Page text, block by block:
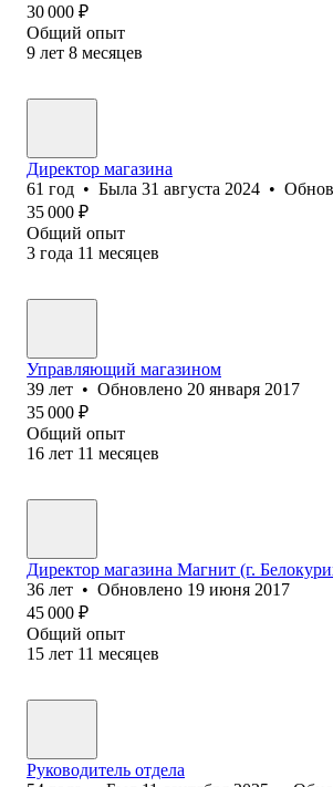
30 000 ₽
Общий опыт
9 лет 8 месяцев
Директор магазина
61 год • Была 31 августа 2024 •
35 000 ₽
Общий опыт
3 года 11 месяцев
Управляющий магазином
39 лет • Обновлено 20 января 2017
35 000 ₽
Общий опыт
16 лет 11 месяцев
Директор магазина Магнит (г.
36 лет • Обновлено 19 июня 2017
45 000 ₽
Общий опыт
15 лет 11 месяцев
Руководитель отдела